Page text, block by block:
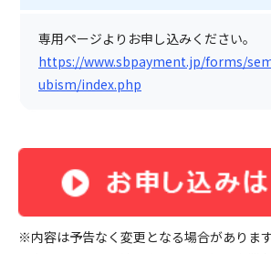
専用ページよりお申し込みください。
https://www.sbpayment.jp/forms/
ubism/index.php
※内容は予告なく変更となる場合があります